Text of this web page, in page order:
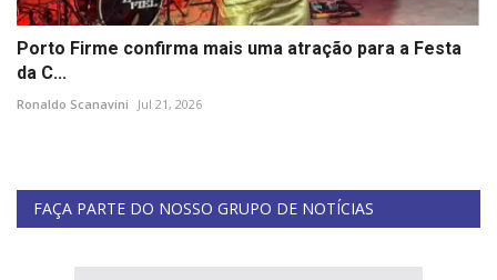
Porto Firme confirma mais uma atração para a Festa
da C...
Ronaldo Scanavini Jul 21, 2026
FAÇA PARTE DO NOSSO GRUPO DE NOTÍCIAS